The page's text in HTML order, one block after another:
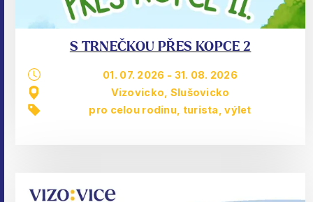
S TRNEČKOU PŘES KOPCE 2
01. 07. 2026 - 31. 08. 2026
Vizovicko, Slušovicko
pro celou rodinu turista ,výlet